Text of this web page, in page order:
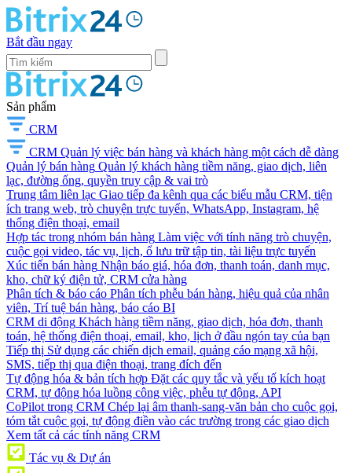
Bắt đầu ngay
Sản phẩm
CRM
CRM Quản lý việc bán hàng và khách hàng một cách dễ dàng
Quản lý bán hàng Quản lý khách hàng tiềm năng, giao dịch, liên
lạc, đường ống, quyền truy cập & vai trò
Trung tâm liên lạc Giao tiếp đa kênh qua các biểu mẫu CRM, tiện
ích trang web, trò chuyện trực tuyến, WhatsApp, Instagram, hệ
thống điện thoại, email
Hợp tác trong nhóm bán hàng Làm việc với tính năng trò chuyện,
cuộc gọi video, tác vụ, lịch, ổ lưu trữ tập tin, tài liệu trực tuyến
Xúc tiến bán hàng Nhận báo giá, hóa đơn, thanh toán, danh mục,
kho, chữ ký điện tử, CRM cửa hàng
Phân tích & báo cáo Phân tích phễu bán hàng, hiệu quả của nhân
viên, Trí tuệ bán hàng, báo cáo BI
CRM di động Khách hàng tiềm năng, giao dịch, hóa đơn, thanh
toán, hệ thống điện thoại, email, kho, lịch ở đầu ngón tay của bạn
Tiếp thị Sử dụng các chiến dịch email, quảng cáo mạng xã hội,
SMS, tiếp thị qua điện thoại, trang đích đến
Tự động hóa & bản tích hợp Đặt các quy tắc và yếu tố kích hoạt
CRM, tự động hóa luồng công việc, phễu tự động, API
CoPilot trong CRM Chép lại âm thanh-sang-văn bản cho cuộc gọi,
tóm tắt cuộc gọi, tự động điền vào các trường trong các giao dịch
Xem tất cả các tính năng CRM
Tác vụ & Dự án